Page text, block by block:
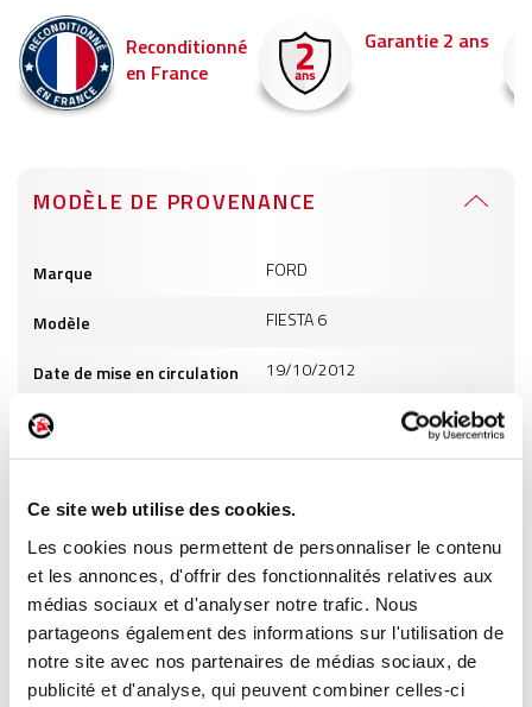
Ce site web utilise des cookies.
Les cookies nous permettent de personnaliser le contenu
et les annonces, d'offrir des fonctionnalités relatives aux
médias sociaux et d'analyser notre trafic. Nous
partageons également des informations sur l'utilisation de
notre site avec nos partenaires de médias sociaux, de
publicité et d'analyse, qui peuvent combiner celles-ci
Reconditionné
en France
Garantie 2 ans
MODÈLE DE PROVENANCE
produits
Marque FORD
Modèle FIESTA 6
Date de mise en circulation 19/10/2012
Cylindrée
Carburant GO
INFORMATIONS PRODUITS